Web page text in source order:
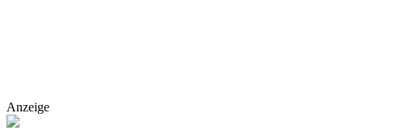
Anzeige